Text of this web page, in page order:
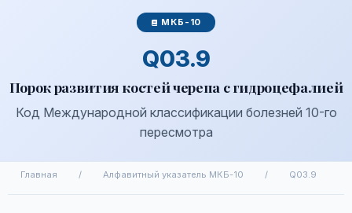
МКБ-10
Q03.9
Порок развития костей черепа с гидроцефалией
Код Международной классификации болезней 10-го
пересмотра
Главная / Алфавитный указатель МКБ-10 / Q03.9